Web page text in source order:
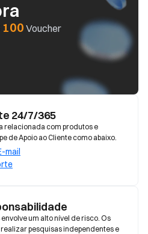
100 Voucher
24/7/365
relacionada com produtos e
de Apoio ao Cliente como abaixo.
mail
um alto nível de risco. Os
pesquisas independentes e